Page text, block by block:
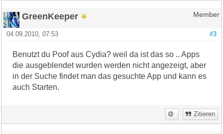
GreenKeeper Member
#3
04.09.2010, 07:53
Benutzt du Poof aus Cydia? weil da ist das so .. Apps
die ausgeblendet wurden werden nicht angezeigt, aber
in der Suche findet man das gesuchte App und kann es
auch Starten.
Zitieren